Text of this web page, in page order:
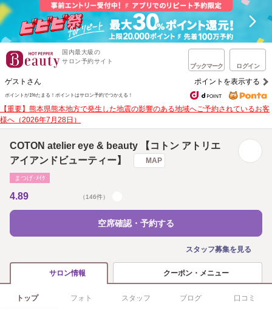
国内最大級の
サロン予約サイト
ブックマーク ログイン
ゲストさん ポイントを表示する
ポイントが1%たまる！ ポイントはサロン予約でつかえる！
【重要】熊本県熊本地方で発生した地震の影響のある地域へご予約されているお客
様へ（2026年7月28日）
COTON atelier eye & beauty 【コトン アトリエ
アイアンドビューティー】
MAP
まつげ･ﾒｲｸ
4.89 （146件）
空席確認・予約する
スタッフ募集を見る
サロン情報 クーポン・メニュー
トップ フォト スタッフ ブログ 口コミ